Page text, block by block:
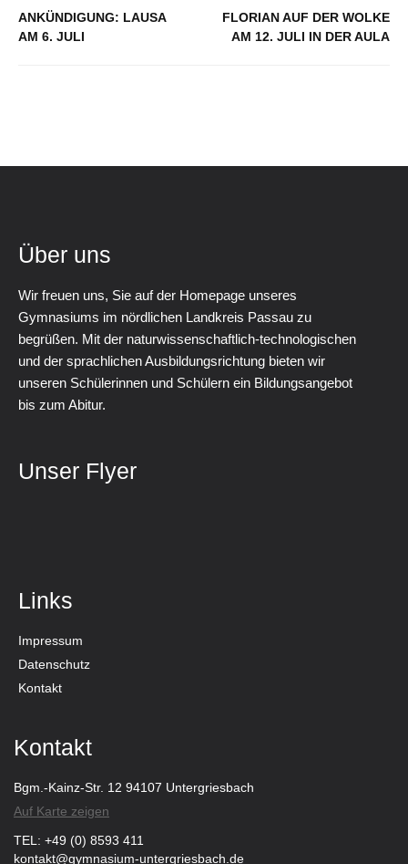
ANKÜNDIGUNG: LAUSA
AM 6. JULI
FLORIAN AUF DER WOLKE
AM 12. JULI IN DER AULA
Über uns
Wir freuen uns, Sie auf der Homepage unseres
Gymnasiums im nördlichen Landkreis Passau zu
begrüßen. Mit der naturwissenschaftlich-technologischen
und der sprachlichen Ausbildungsrichtung bieten wir
unseren Schülerinnen und Schülern ein Bildungsangebot
bis zum Abitur.
Unser Flyer
Links
Impressum
Datenschutz
Kontakt
Kontakt
Bgm.-Kainz-Str. 12 94107 Untergriesbach
Auf Karte zeigen
TEL: +49 (0) 8593 411
kontakt@gymnasium-untergriesbach.de